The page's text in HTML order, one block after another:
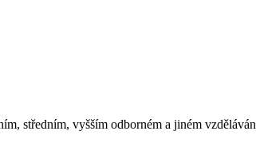
středním, vyšším odborném a jiném